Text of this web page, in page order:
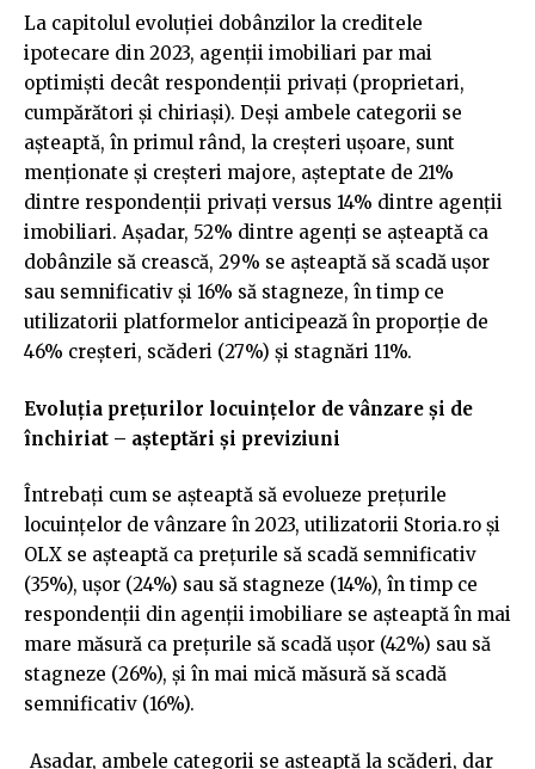
La capitolul evoluției dobânzilor la creditele
ipotecare din 2023, agenții imobiliari par mai
optimiști decât respondenții privați (proprietari,
cumpărători și chiriași). Deși ambele categorii se
așteaptă, în primul rând, la creșteri ușoare, sunt
menționate și creșteri majore, așteptate de 21%
dintre respondenții privați versus 14% dintre agenții
imobiliari. Așadar, 52% dintre agenți se așteaptă ca
dobânzile să crească, 29% se așteaptă să scadă ușor
sau semnificativ și 16% să stagneze, în timp ce
utilizatorii platformelor anticipează în proporție de
46% creșteri, scăderi (27%) și stagnări 11%.
Evoluția prețurilor locuințelor de vânzare și de
închiriat – așteptări și previziuni
Întrebați cum se așteaptă să evolueze prețurile
locuințelor de vânzare în 2023, utilizatorii Storia.ro și
OLX se așteaptă ca prețurile să scadă semnificativ
(35%), ușor (24%) sau să stagneze (14%), în timp ce
respondenții din agenții imobiliare se așteaptă în mai
mare măsură ca prețurile să scadă ușor (42%) sau să
stagneze (26%), și în mai mică măsură să scadă
semnificativ (16%).
Așadar, ambele categorii se așteaptă la scăderi, dar